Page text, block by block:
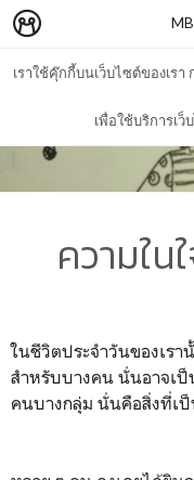
เราใช้คุ๊กกี้บนเว็บไซต์ของเร
เพื่อใช้บริการเว็
ความใ
ในชีวิตประจำวันของเร
สำหรับบางคน นั่นอาจเ
คนบางกลุ่ม นั่นคือสิ่งที่เ